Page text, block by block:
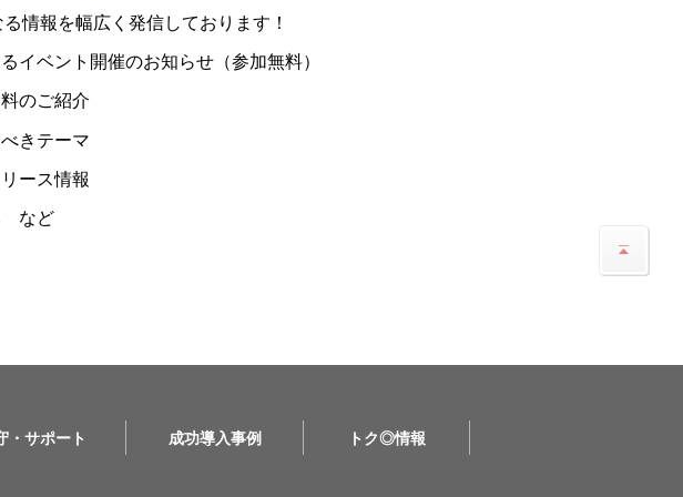
情報を幅広く発信しております！
イベント開催のお知らせ（参加無料）
のご紹介
きテーマ
ース情報
など
・サポート 成功導入事例 トク◎情報